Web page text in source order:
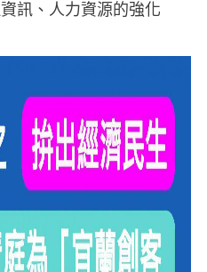
訊、人力資源的強化